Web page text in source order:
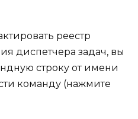
реестр
диспетчера задач, вы
строку от имени
команду (нажмите